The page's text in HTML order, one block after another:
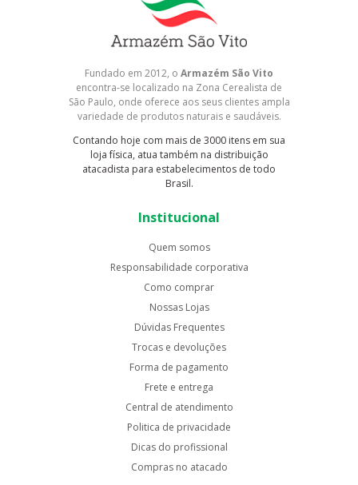
Fundado em 2012, o Armazém São Vito
encontra-se localizado na Zona Cerealista de
São Paulo, onde oferece aos seus clientes ampla
variedade de produtos naturais e saudáveis.
Contando hoje com mais de 3000 itens em sua
loja física, atua também na distribuição
atacadista para estabelecimentos de todo
Brasil.
Institucional
Quem somos
Responsabilidade corporativa
Como comprar
Nossas Lojas
Dúvidas Frequentes
Trocas e devoluções
Forma de pagamento
Frete e entrega
Central de atendimento
Politica de privacidade
Dicas do profissional
Compras no atacado